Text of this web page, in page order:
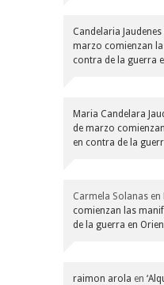
Candelaria
marzo comienzan
contra de la guerra
Maria Candelara
de marzo
en contra de la
Carmela Solanas en
comienzan las
de la guerra en
raimon arola en